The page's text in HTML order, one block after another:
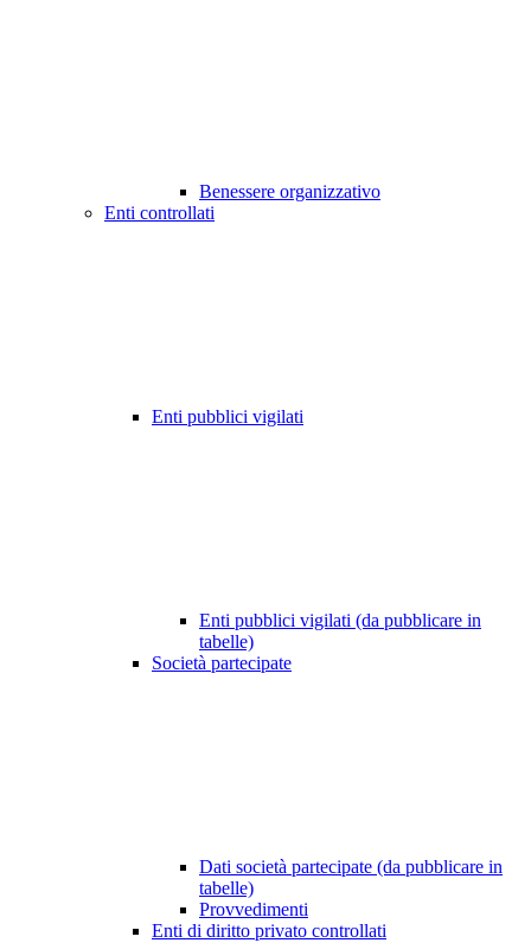
Benessere organizzativo
Enti controllati
Enti pubblici vigilati
Enti pubblici vigilati (da pubblicare in
tabelle)
Società partecipate
Dati società partecipate (da pubblicare in
tabelle)
Provvedimenti
Enti di diritto privato controllati